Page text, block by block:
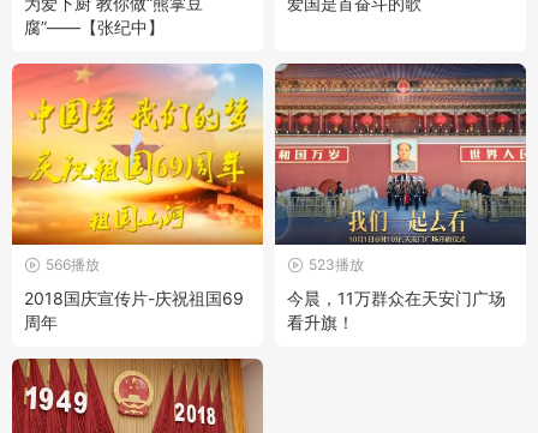
腐”——【张纪中】
566播放
2018国庆宣传片-庆祝祖国69
周年
523播放
今晨，11万群众在天安门广场
看升旗！